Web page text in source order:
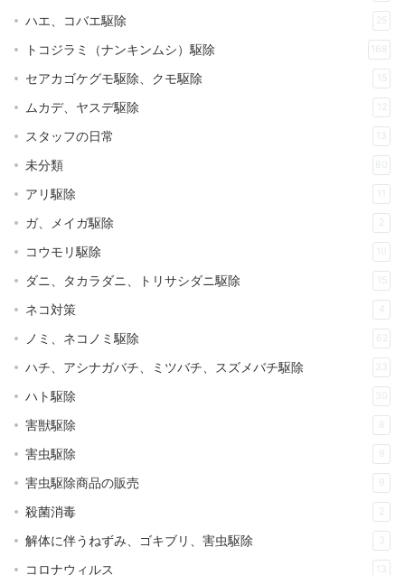
ハエ、コバエ駆除 25
トコジラミ（ナンキンムシ）駆除 168
セアカゴケグモ駆除、クモ駆除 15
ムカデ、ヤスデ駆除 12
スタッフの日常 13
未分類 80
アリ駆除
ガ、メイガ駆除 2
コウモリ駆除 10
ダニ、タカラダニ、トリサシダニ駆除 15
ネコ対策 4
ノミ、ネコノミ駆除 62
ハチ、アシナガバチ、ミツバチ、スズメバチ駆除 33
ハト駆除 30
害獣駆除 8
害虫駆除 9
害虫駆除商品の販売 9
殺菌消毒 2
解体に伴うねずみ、ゴキブリ、害虫駆除 3
コロナウィルス 13